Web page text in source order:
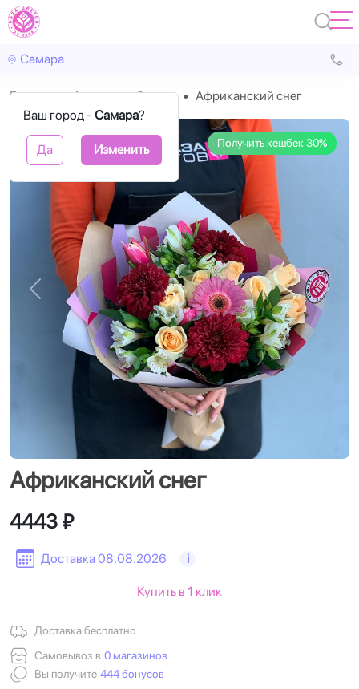
Самара
Ваш город - Самара?
Да Изменить
Главная Авторские букеты Африканский снег
Получить кешбек 30%
Назад
Африканский снег
Доставка 08.08.2026 i
4443 ₽
Доставка бесплатно
Самовывоз в 0 магазинов
Вы получите 444 бонусов
Купить в 1 клик